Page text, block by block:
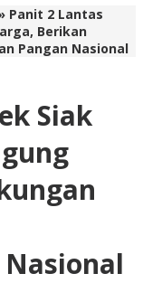
Panit 2 Lantas
Berikan
Pangan Nasional
Siak